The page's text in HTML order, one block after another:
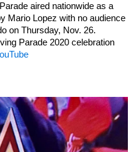
aired nationwide as a
Mario Lopez with no audience
on Thursday, Nov. 26.
Parade 2020 celebration